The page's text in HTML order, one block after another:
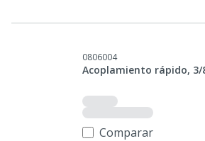
0806004
Acoplamiento rápido, 3/
Comparar